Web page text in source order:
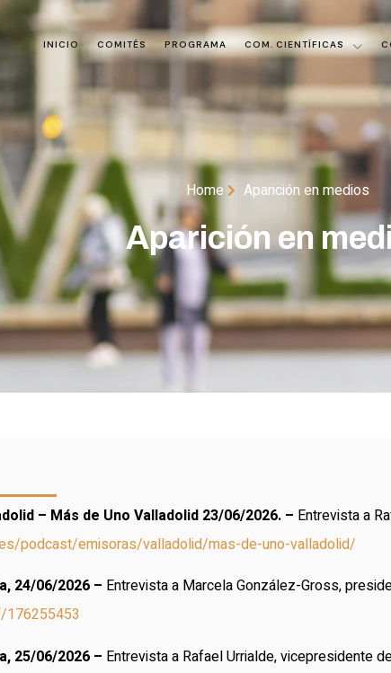
INICIO COMITÉS PROGRAMA COM. CIENTÍFICAS
Home Aparición en medios
Aparición en
– Más de Uno Valladolid 23/06/2026. – Entrevista a
podcast/emisoras/valladolid/mas-de-uno-valladolid/
24/06/2026 – Entrevista a Marcela González-Gross,
25/06/2026 – Entrevista a Rafael Urrialde, vicepresidente